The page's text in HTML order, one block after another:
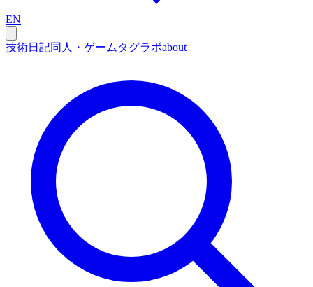
EN
技術日記同人・ゲーム タグラボabout